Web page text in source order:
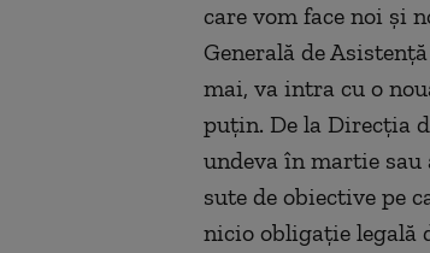
care vom face noi şi
Generală de
mai, va intra cu o
puţin. De la Direcţia
undeva în martie sau
sute de obiective pe
nicio obligaţie legală